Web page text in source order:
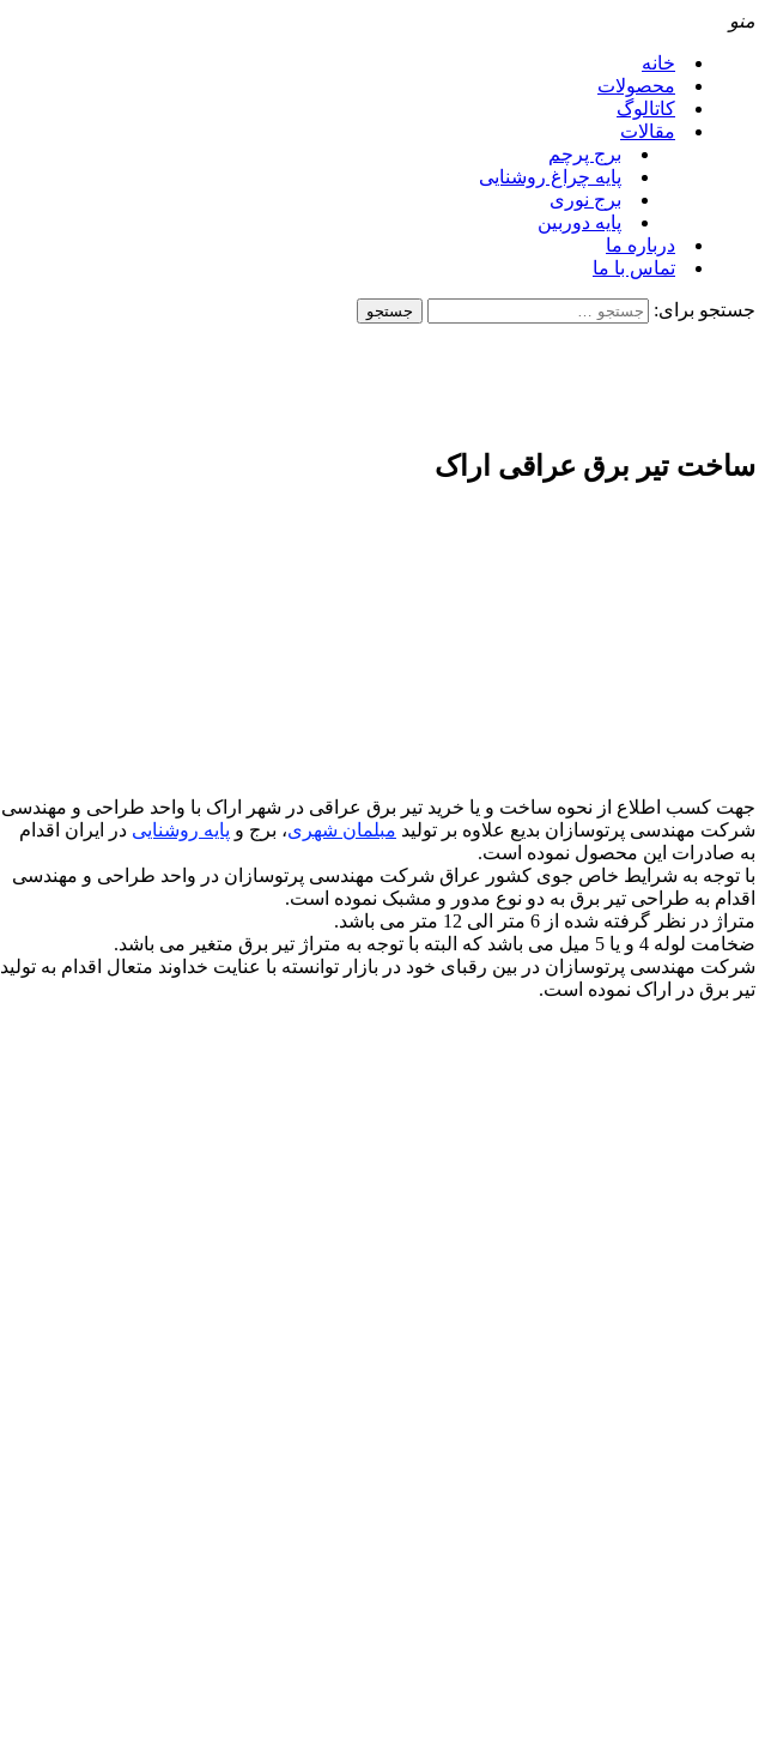
منو
خانه
محصولات
کاتالوگ
مقالات
برج پرچم
پایه چراغ روشنایی
برج نوری
پایه دوربین
درباره ما
تماس با ما
جستجو برای:
ساخت تیر برق عراقی اراک
جهت کسب اطلاع از نحوه ساخت و یا خرید تیر برق عراقی در شهر اراک با واحد طراحی و مهندسی
شرکت مهندسی پرتوسازان بدیع علاوه بر تولید مبلمان شهری، برج و پایه روشنایی در ایران اقدام
به صادرات این محصول نموده است.
با توجه به شرایط خاص جوی کشور عراق شرکت مهندسی پرتوسازان در واحد طراحی و مهندسی
اقدام به طراحی تیر برق به دو نوع مدور و مشبک نموده است.
متراژ در نظر گرفته شده از 6 متر الی 12 متر می باشد.
ضخامت لوله 4 و یا 5 میل می باشد که البته با توجه به متراژ تیر برق متغیر می باشد.
شرکت مهندسی پرتوسازان در بین رقبای خود در بازار توانسته با عنایت خداوند متعال اقدام به تولید
تیر برق در اراک نموده است.